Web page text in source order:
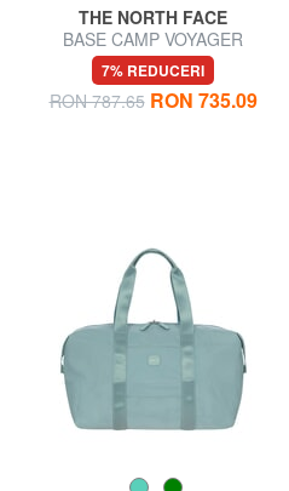
THE NORTH FACE
BASE CAMP VOYAGER
Geanta rucsac 62L
7% REDUCERI
RON 787.65 RON 735.09